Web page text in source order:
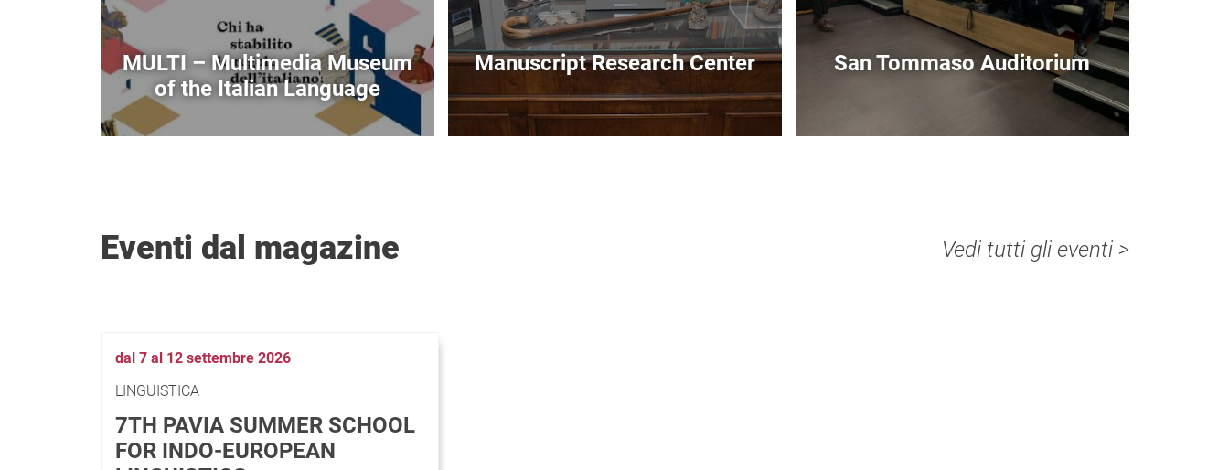
MULTI – Multimedia Museum
of the Italian Language
Manuscript Research Center San Tommaso Auditorium
Vedi tutti gli eventi >
Eventi dal magazine
dal 7 al 12 settembre 2026
LINGUISTICA
7TH PAVIA SUMMER SCHOOL
FOR INDO-EUROPEAN